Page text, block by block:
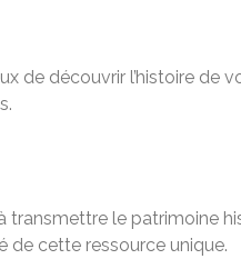
de découvrir l’histoire de
le patrimoine
de cette ressource unique.